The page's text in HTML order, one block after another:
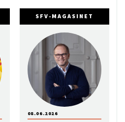
SFV-MAGASINET
08.06.2026